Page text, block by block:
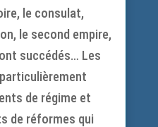
le consulat,
le second empire,
succédés… Les
de régime et
de réformes qui